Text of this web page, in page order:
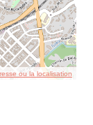
ou la localisation